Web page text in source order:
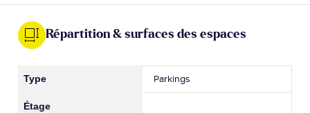
Répartition & surfaces des espaces
Parkings